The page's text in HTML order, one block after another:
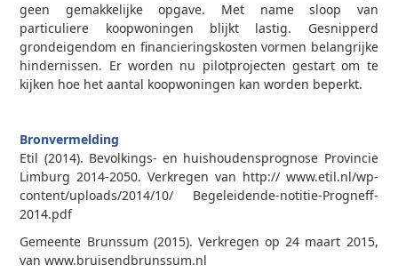
geen gemakkelijke opgave. Met name sloop van
particuliere koopwoningen blijkt lastig. Gesnipperd
grondeigendom en financieringskosten vormen belangrijke
hindernissen. Er worden nu pilotprojecten gestart om te
kijken hoe het aantal koopwoningen kan worden beperkt.
Bronvermelding
Etil (2014). Bevolkings- en huishoudensprognose Provincie
Limburg 2014-2050. Verkregen van http:// www.etil.nl/wp-
content/uploads/2014/10/ Begeleidende-notitie-Progneff-
2014.pdf
Gemeente Brunssum (2015). Verkregen op 24 maart 2015,
van www.bruisendbrunssum.nl